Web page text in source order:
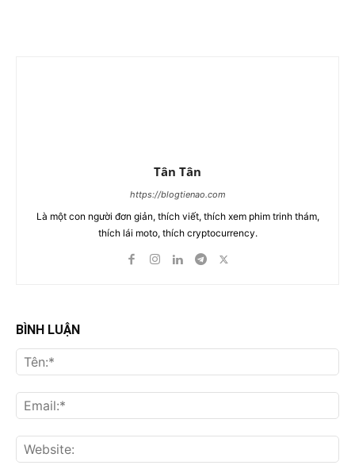
Tân Tân
https://blogtienao.com
Là một con người đơn giản, thích viết, thích xem phim trinh thám,
thích lái moto, thích cryptocurrency.
BÌNH LUẬN